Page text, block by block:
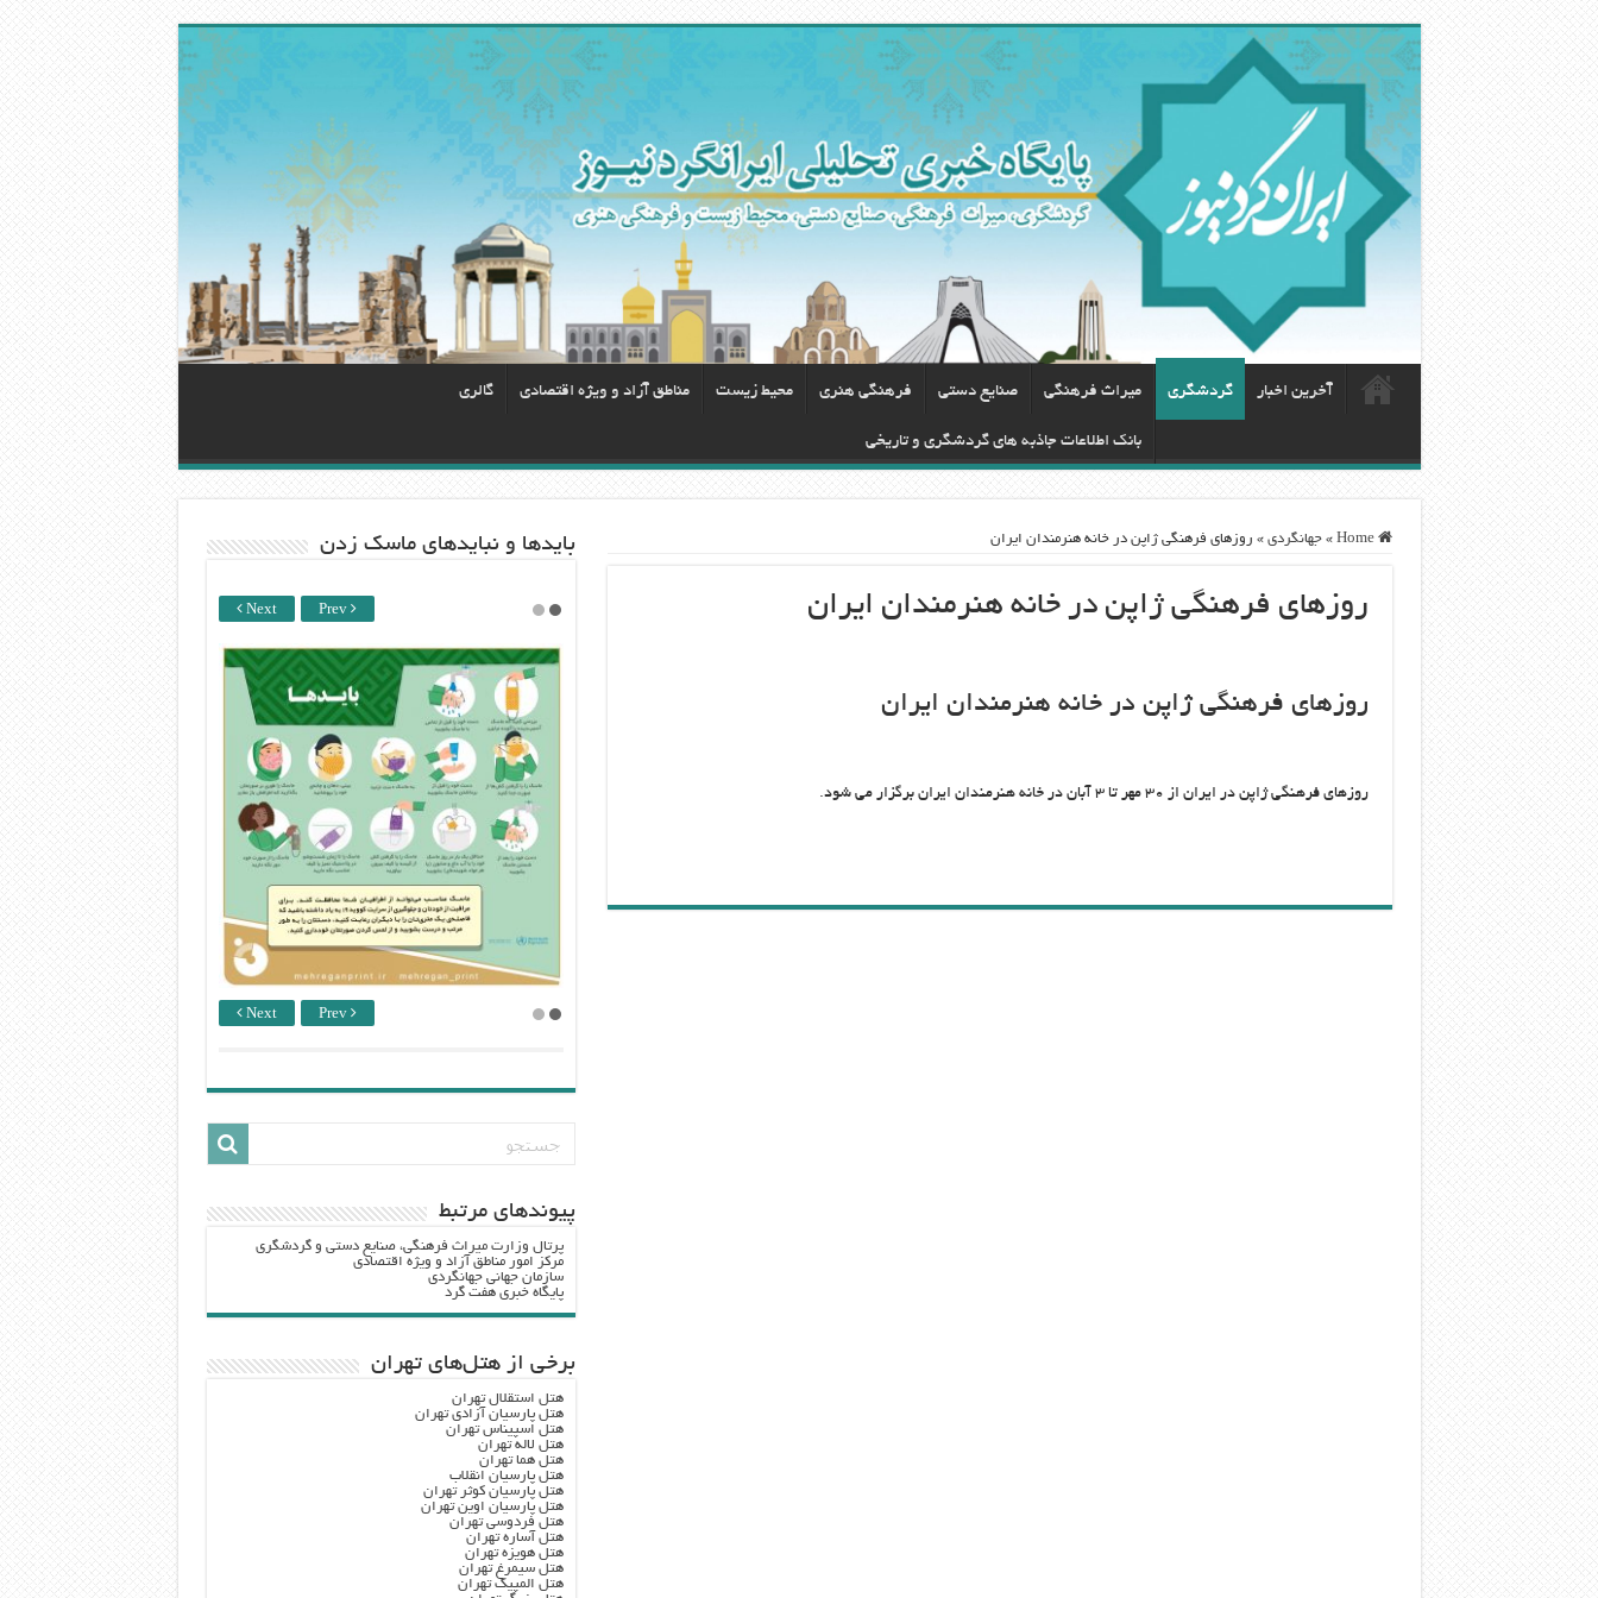
آخرین اخبار گردشگری ميراث فرهنگی صنایع دستی فرهنگی هنری محيط زيست مناطق آزاد و ویژه اقتصادی گالری
بانک اطلاعات جاذبه های گردشگری و تاریخی
Home
» جهانگردی » روزهای فرهنگی ژاپن در خانه هنرمندان ایران
روزهای فرهنگی ژاپن در خانه هنرمندان ایران
روزهای فرهنگی ژاپن در خانه هنرمندان ایران
روزهای فرهنگی ژاپن در ایران از ۳۰ مهر تا ۳ آبان در خانه هنرمندان ایران برگزار می شود.
باید‌ها و نبایدهای ماسک زدن
Next Prev
Next Prev
پيوندهاي مرتبط
پرتال وزارت ميراث فرهنگي، صنایع دستی و گردشگري
مرکز امور مناطق آزاد و ویژه اقتصادی
سازمان جهانی جهانگردی
پایگاه خبری هفت گرد
برخی از هتل‌های تهران
هتل استقلال تهران
هتل پارسیان آزادی تهران
هتل اسپیناس تهران
هتل لاله تهران
هتل هما تهران
هتل پارسیان انقلاب
هتل پارسیان کوثر تهران
هتل پارسیان اوین تهران
هتل فردوسی تهران
هتل آساره تهران
هتل هویزه تهران
هتل سیمرغ تهران
هتل المپیک تهران